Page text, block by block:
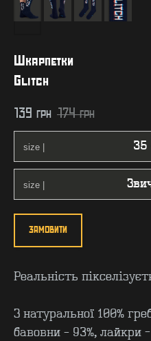
Шкарпетки
Glitch
139 грн 174 грн
ЗАМОВИТИ
Реальність
З натуральної 100%
бавовни – 93%, лайкри